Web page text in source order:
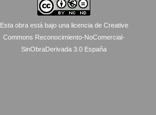
Esta obra está bajo una licencia de Creative
Commons Reconocimiento-NoComercial-
SinObraDerivada 3.0 España